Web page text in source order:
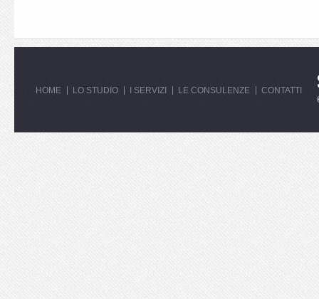
HOME LO STUDIO I SERVIZI LE CONSULENZE CONTATTI